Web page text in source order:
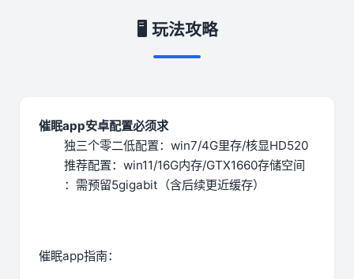
🖥️ 玩法攻略
催眠app安卓配置必须求
​独三个零二低配置​​：win7/4G里存/核显HD520
推荐配置​​：win11/16G内存/GTX1660​存储空间​
：需预留5gigabit（含后续更近缓存）
催眠app指南：